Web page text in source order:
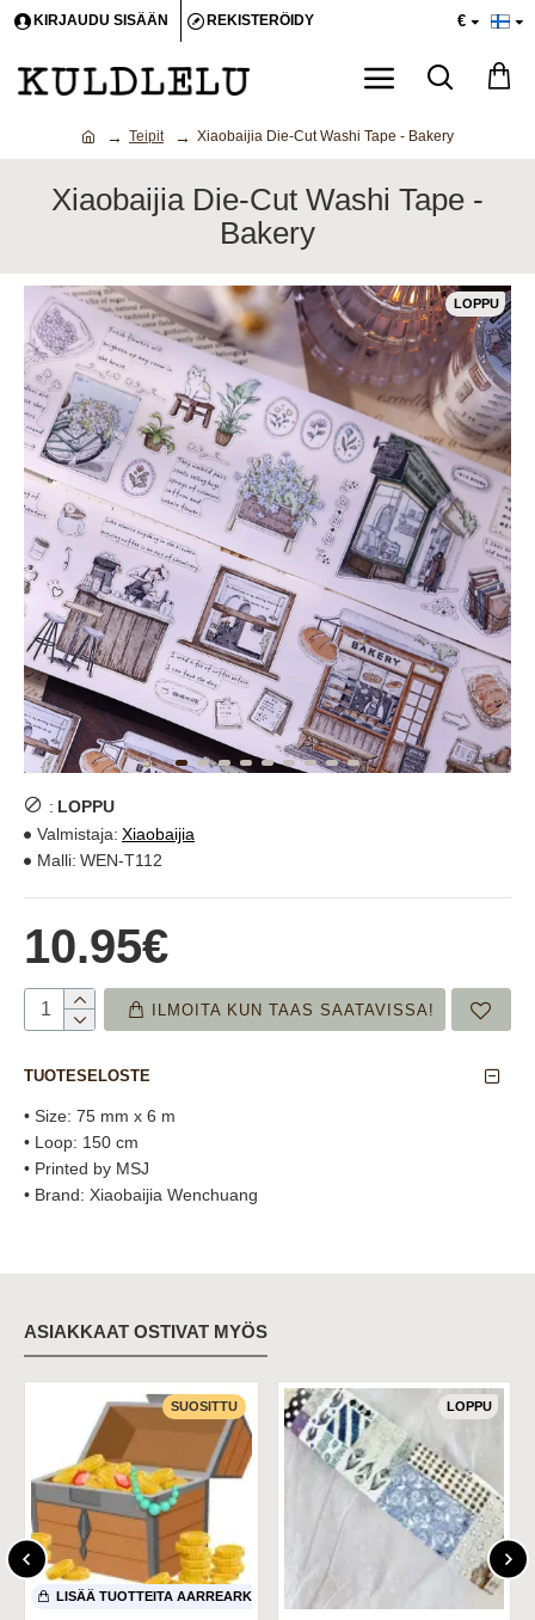
KIRJAUDU SISÄÄN REKISTERÖIDY €
Teipit Xiaobaijia Die-Cut Washi Tape - Bakery
Xiaobaijia Die-Cut Washi Tape -
Bakery
LOPPU
10.95€
: LOPPU
Valmistaja: Xiaobaijia
Malli: WEN-T112
ILMOITA KUN TAAS SAATAVISSA!
TUOTESELOSTE
• Size: 75 mm x 6 m
• Loop: 150 cm
• Printed by MSJ
• Brand: Xiaobaijia Wenchuang
ASIAKKAAT OSTIVAT MYÖS
SUOSITTU
LISÄÄ TUOTTEITA AARREARKKUUNI
LOPPU